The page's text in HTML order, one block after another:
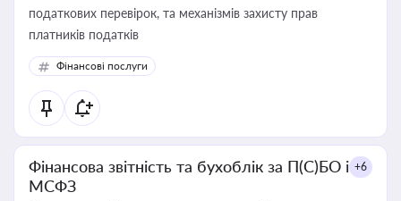
податкових перевірок, та механізмів захисту прав
платників податків
Фінансові послуги
Фінансова звітність та бухоблік за П(С)БО і
МСФЗ
+6